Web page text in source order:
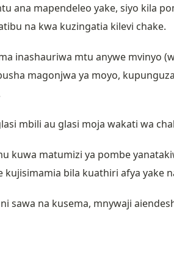
ana mapendeleo yake, siyo kila
na kwa kuzingatia kilevi chake.
inashauriwa mtu anywe mvinyo
magonjwa ya moyo,
mbili au glasi moja wakati wa
kuwa matumizi ya pombe
kujisimamia bila kuathiri afya yake
sawa na kusema, mnywaji